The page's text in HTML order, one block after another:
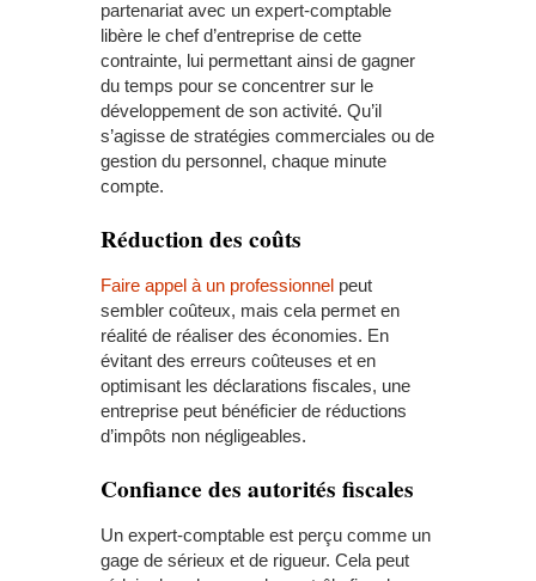
partenariat avec un expert-comptable
libère le chef d’entreprise de cette
contrainte, lui permettant ainsi de gagner
du temps pour se concentrer sur le
développement de son activité. Qu’il
s’agisse de stratégies commerciales ou de
gestion du personnel, chaque minute
compte.
Réduction des coûts
Faire appel à un professionnel peut
sembler coûteux, mais cela permet en
réalité de réaliser des économies. En
évitant des erreurs coûteuses et en
optimisant les déclarations fiscales, une
entreprise peut bénéficier de réductions
d’impôts non négligeables.
Confiance des autorités fiscales
Un expert-comptable est perçu comme un
gage de sérieux et de rigueur. Cela peut